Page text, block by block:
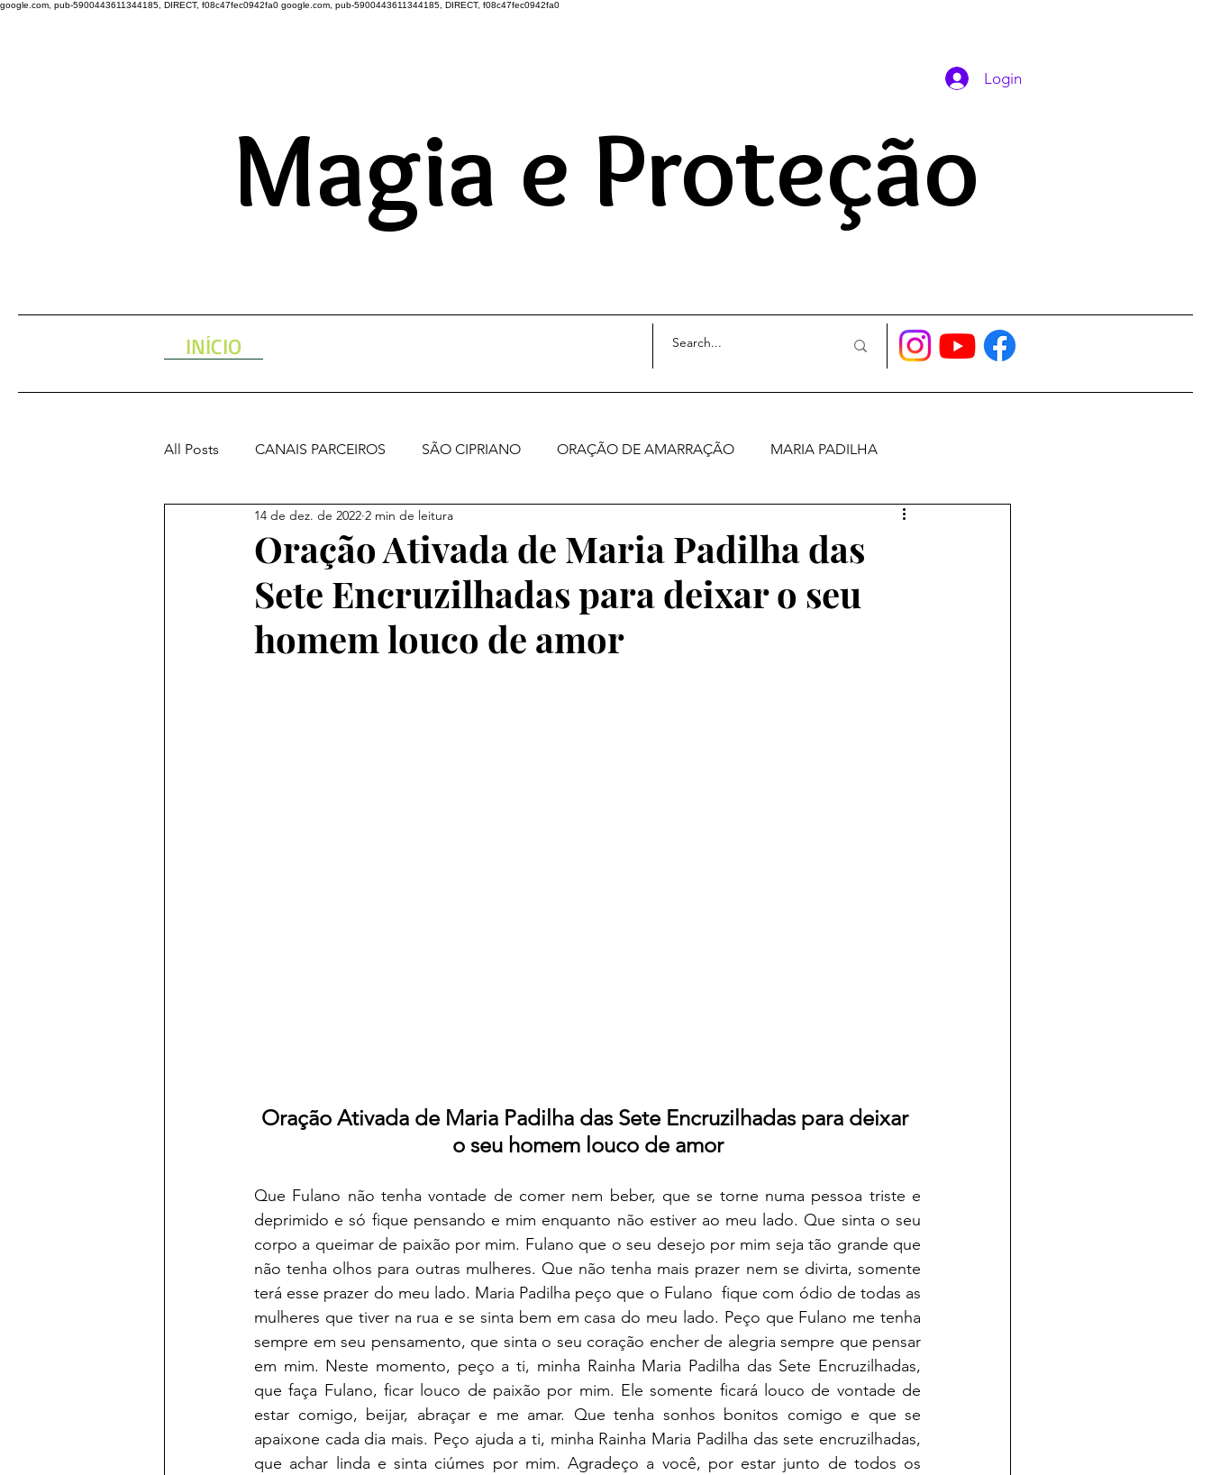
google.com, pub-5900443611344185, DIRECT, f08c47fec0942fa0 google.com, pub-5900443611344185, DIRECT, f08c47fec0942fa0
A ENERGIA DO UNIVERSO ATRAVÉS DAS ORAÇÕES
Magia e Proteção
Login
INÍCIO
All Posts CANAIS PARCEIROS SÃO CIPRIANO ORAÇÃO DE AMARRAÇÃO MARIA PADILHA
ORAÇÕES PODEROSAS
Oração Ativada de Maria Padilha das
Sete Encruzilhadas para deixar o seu
homem louco de amor
14 de dez. de 2022 2 min de leitura
Oração Ativada de Maria Padilha das Sete Encruzilhadas para deixar
o seu homem louco de amor
Que Fulano não tenha vontade de comer nem beber, que se torne numa pessoa triste e
deprimido e só fique pensando e mim enquanto não estiver ao meu lado. Que sinta o seu
corpo a queimar de paixão por mim. Fulano que o seu desejo por mim seja tão grande que
não tenha olhos para outras mulheres. Que não tenha mais prazer nem se divirta, somente
terá esse prazer do meu lado. Maria Padilha peço que o Fulano  fique com ódio de todas as
mulheres que tiver na rua e se sinta bem em casa do meu lado. Peço que Fulano me tenha
sempre em seu pensamento, que sinta o seu coração encher de alegria sempre que pensar
em mim. Neste momento, peço a ti, minha Rainha Maria Padilha das Sete Encruzilhadas,
que faça Fulano, ficar louco de paixão por mim. Ele somente ficará louco de vontade de
estar comigo, beijar, abraçar e me amar. Que tenha sonhos bonitos comigo e que se
apaixone cada dia mais. Peço ajuda a ti, minha Rainha Maria Padilha das sete encruzilhadas,
que achar linda e sinta ciúmes por mim. Agradeço a você, por estar junto de todos os